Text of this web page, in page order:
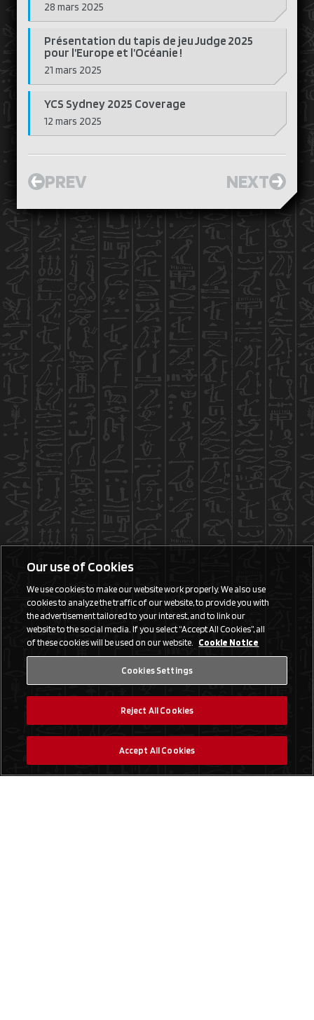
28 mars 2025
Présentation du tapis de jeu Judge 2025
pour l’Europe et l’Océanie !
21 mars 2025
YCS Sydney 2025 Coverage
12 mars 2025
PREV NEXT
Our use of Cookies
We use cookies to make our website work properly. We also use
cookies to analyze the traffic of our website, to provide you with
the advertisement tailored to your interest, and to link our
website to the social media. If you select “Accept All Cookies”, all
of these cookies will be used on our website. Cookie Notice
Cookies Settings
Reject All Cookies
Accept All Cookies